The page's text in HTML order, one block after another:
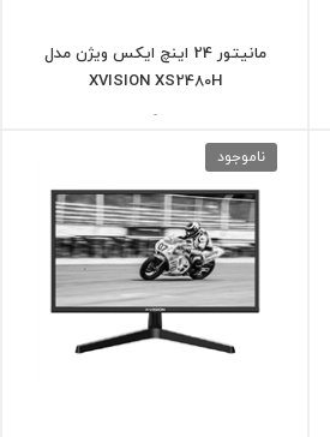
مانیتور 24 اینچ ایکس ویژن مدل
XVISION XS2480H
-
ناموجود